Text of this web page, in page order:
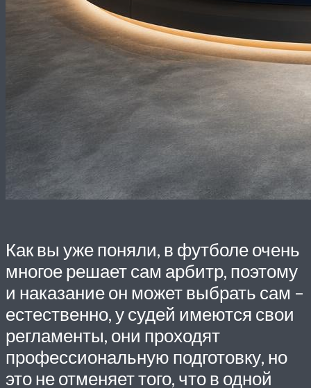
Как вы уже поняли, в футболе очень
многое решает сам арбитр, поэтому
и наказание он может выбрать сам –
естественно, у судей имеются свои
регламенты, они проходят
профессиональную подготовку, но
это не отменяет того, что в одной